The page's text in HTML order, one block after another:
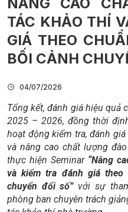
NÂNG CAO
TÁC KHẢO THÍ
GIÁ THEO
BỐI CẢNH
04/07/2026
Tổng kết, đánh giá hiệu quả
2025 – 2026, đồng thời
hoạt động kiểm tra, đánh
và nâng cao chất lượng
thực hiện Seminar “Nâng
và kiểm tra đánh giá
chuyển đổi số”với sự
phòng ban chuyên trách